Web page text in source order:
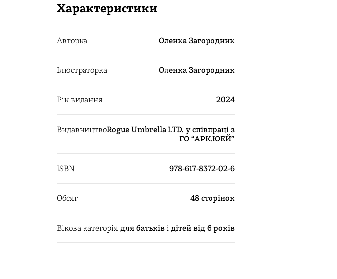
Характеристики
Авторка Оленка Загородник
Ілюстраторка Оленка Загородник
Рік видання 2024
ВидавництвоRogue Umbrella LTD. у співпраці з
ГО “АРК.ЮЕЙ”
ISBN 978-617-8372-02-6
Обсяг 48 сторінок
Вікова категорія для батьків і дітей від 6 років